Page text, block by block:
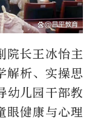
院长王冰怡主
解析、实操思
幼儿园干部教
眼健康与心理